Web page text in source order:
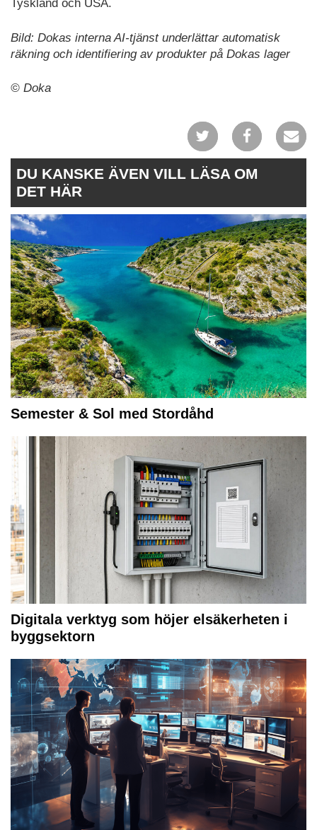
Tyskland och USA.
Bild: Dokas interna AI-tjänst underlättar automatisk
räkning och identifiering av produkter på Dokas lager
© Doka
DU KANSKE ÄVEN VILL LÄSA OM
DET HÄR
Semester & Sol med Stordåhd
Digitala verktyg som höjer elsäkerheten i
byggsektorn